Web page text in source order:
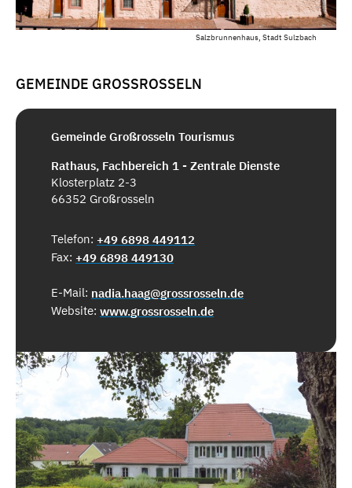
Salzbrunnenhaus, Stadt Sulzbach
GEMEINDE GROSSROSSELN
Gemeinde Großrosseln Tourismus
Rathaus, Fachbereich 1 - Zentrale Dienste
Klosterplatz 2-3
66352 Großrosseln
Telefon: +49 6898 449112
Fax: +49 6898 449130
E-Mail: nadia.haag@grossrosseln.de
Website: www.grossrosseln.de